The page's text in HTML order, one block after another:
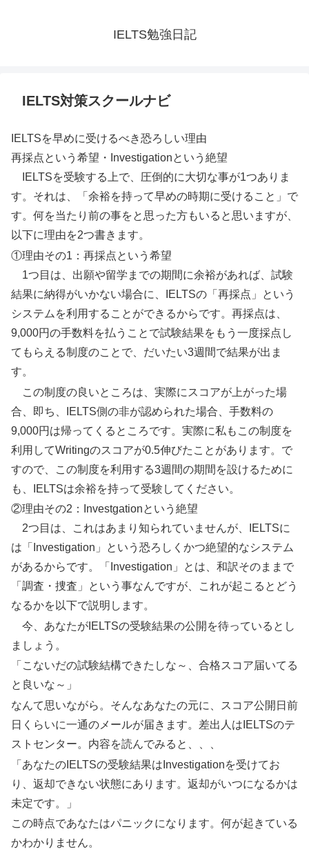
IELTS勉強日記
IELTS対策スクールナビ
IELTSを早めに受けるべき恐ろしい理由
再採点という希望・Investigationという絶望
IELTSを受験する上で、圧倒的に大切な事が1つありま
す。それは、「余裕を持って早めの時期に受けること」で
す。何を当たり前の事をと思った方もいると思いますが、
以下に理由を2つ書きます。
①理由その1：再採点という希望
1つ目は、出願や留学までの期間に余裕があれば、試験
結果に納得がいかない場合に、IELTSの「再採点」という
システムを利用することができるからです。再採点は、
9,000円の手数料を払うことで試験結果をもう一度採点し
てもらえる制度のことで、だいたい3週間で結果が出ま
す。
この制度の良いところは、実際にスコアが上がった場
合、即ち、IELTS側の非が認められた場合、手数料の
9,000円は帰ってくるところです。実際に私もこの制度を
利用してWritingのスコアが0.5伸びたことがあります。で
すので、この制度を利用する3週間の期間を設けるために
も、IELTSは余裕を持って受験してください。
②理由その2：Investgationという絶望
2つ目は、これはあまり知られていませんが、IELTSに
は「Investigation」という恐ろしくかつ絶望的なシステム
があるからです。「Investigation」とは、和訳そのままで
「調査・捜査」という事なんですが、これが起こるとどう
なるかを以下で説明します。
今、あなたがIELTSの受験結果の公開を待っているとし
ましょう。
「こないだの試験結構できたしな～、合格スコア届いてる
と良いな～」
なんて思いながら。そんなあなたの元に、スコア公開日前
日くらいに一通のメールが届きます。差出人はIELTSのテ
ストセンター。内容を読んでみると、、、
「あなたのIELTSの受験結果はInvestigationを受けてお
り、返却できない状態にあります。返却がいつになるかは
未定です。」
この時点であなたはパニックになります。何が起きている
かわかりません。